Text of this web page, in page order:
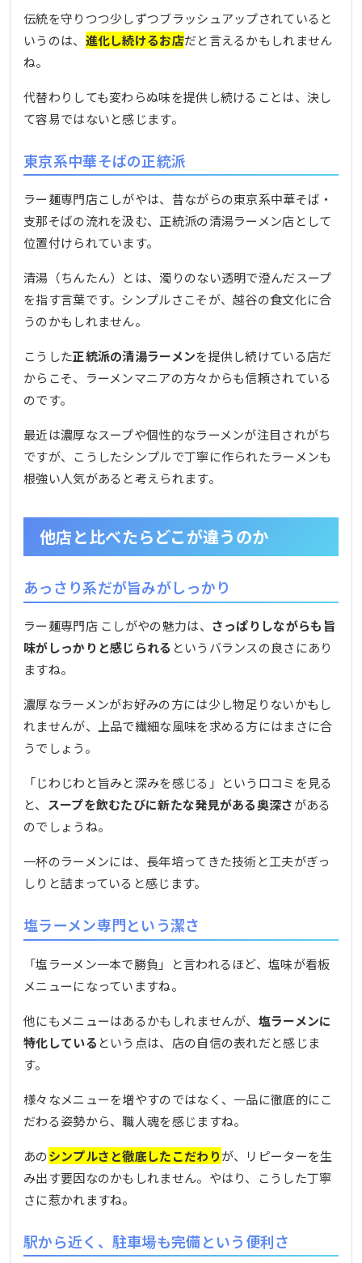
伝統を守りつつ少しずつブラッシュアップされていると
いうのは、 進化し続けるお店だと言えるかもしれません
ね。
代替わりしても変わらぬ味を提供し続けることは、決し
て容易ではないと感じます。
東京系中華そばの正統派
ラー麺専門店こしがやは、昔ながらの東京系中華そば・
支那そばの流れを汲む、正統派の清湯ラーメン店として
位置付けられています。
清湯（ちんたん）とは、濁りのない透明で澄んだスープ
を指す言葉です。シンプルさこそが、越谷の食文化に合
うのかもしれません。
こうした正統派の清湯ラーメンを提供し続けている店だ
からこそ、ラーメンマニアの方々からも信頼されている
のです。
最近は濃厚なスープや個性的なラーメンが注目されがち
ですが、こうしたシンプルで丁寧に作られたラーメンも
根強い人気があると考えられます。
他店と比べたらどこが違うのか
あっさり系だが旨みがしっかり
ラー麺専門店 こしがやの魅力は、 さっぱりしながらも旨
味がしっかりと感じられる というバランスの良さにあり
ますね。
濃厚なラーメンがお好みの方には少し物足りないかもし
れませんが、上品で繊細な風味を求める方にはまさに合
うでしょう。
「じわじわと旨みと深みを感じる」という口コミを見る
と、 スープを飲むたびに新たな発見がある奥深さがある
のでしょうね。
一杯のラーメンには、長年培ってきた技術と工夫がぎっ
しりと詰まっていると感じます。
塩ラーメン専門という潔さ
「塩ラーメン一本で勝負」と言われるほど、塩味が看板
メニューになっていますね。
他にもメニューはあるかもしれませんが、 塩ラーメンに
特化している という点は、店の自信の表れだと感じま
す。
様々なメニューを増やすのではなく、一品に徹底的にこ
だわる姿勢から、職人魂を感じますね。
あのシンプルさと徹底したこだわりが、リピーターを生
み出す要因なのかもしれません。やはり、こうした丁寧
さに惹かれますね。
駅から近く、駐車場も完備という便利さ